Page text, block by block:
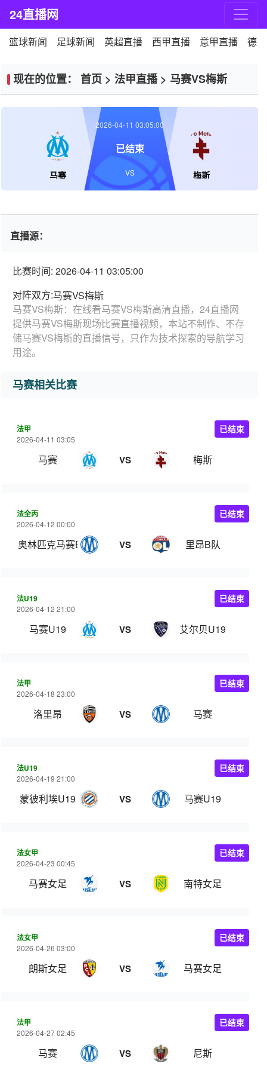
24直播网
篮球新闻 足球新闻 英超直播 西甲直播 意甲直播 德
现在的位置： 首页 > 法甲直播> 马赛VS梅斯
马赛 梅斯
2026-04-11 03:05:00
已结束
VS
直播源：
比赛时间: 2026-04-11 03:05:00
对阵双方:马赛VS梅斯
马赛VS梅斯：在线看马赛VS梅斯高清直播，24直播网
提供马赛VS梅斯现场比赛直播视频，本站不制作、不存
储马赛VS梅斯的直播信号，只作为技术探索的导航学习
用途。
马赛相关比赛
法甲
2026-04-11 03:05
马赛 VS 梅斯
已结束
法全丙
2026-04-12 00:00
奥林匹克马赛B队 VS 里昂B队
已结束
法U19
2026-04-12 21:00
马赛U19 VS 艾尔贝U19
已结束
法甲
2026-04-18 23:00
洛里昂 VS 马赛
已结束
法U19
2026-04-19 21:00
蒙彼利埃U19 VS 马赛U19
已结束
法女甲
2026-04-23 00:45
马赛女足 VS 南特女足
已结束
法女甲
2026-04-26 03:00
朗斯女足 VS 马赛女足
已结束
法甲
2026-04-27 02:45
马赛 VS 尼斯
已结束